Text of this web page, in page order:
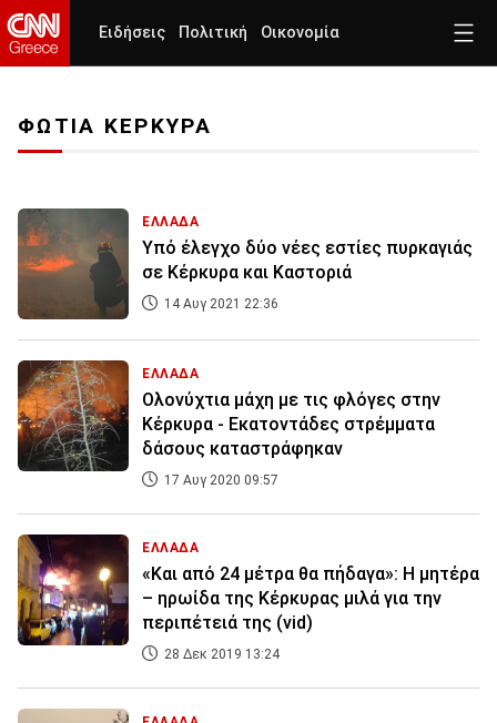
Ειδήσεις Πολιτική Οικονομία
ΦΩΤΙΑ ΚΕΡΚΥΡΑ
ΕΛΛΑΔΑ
Υπό έλεγχο δύο νέες εστίες πυρκαγιάς
σε Κέρκυρα και Καστοριά
14 Αυγ 2021 22:36
ΕΛΛΑΔΑ
Ολονύχτια μάχη με τις φλόγες στην
Κέρκυρα - Εκατοντάδες στρέμματα
δάσους καταστράφηκαν
17 Αυγ 2020 09:57
ΕΛΛΑΔΑ
«Και από 24 μέτρα θα πήδαγα»: Η μητέρα
– ηρωίδα της Κέρκυρας μιλά για την
περιπέτειά της (vid)
28 Δεκ 2019 13:24